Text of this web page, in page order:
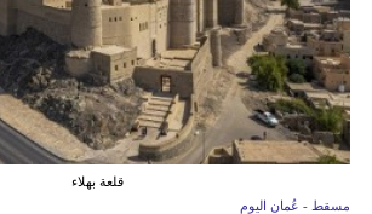
قلعة بهلاء
مسقط - عُمان اليوم